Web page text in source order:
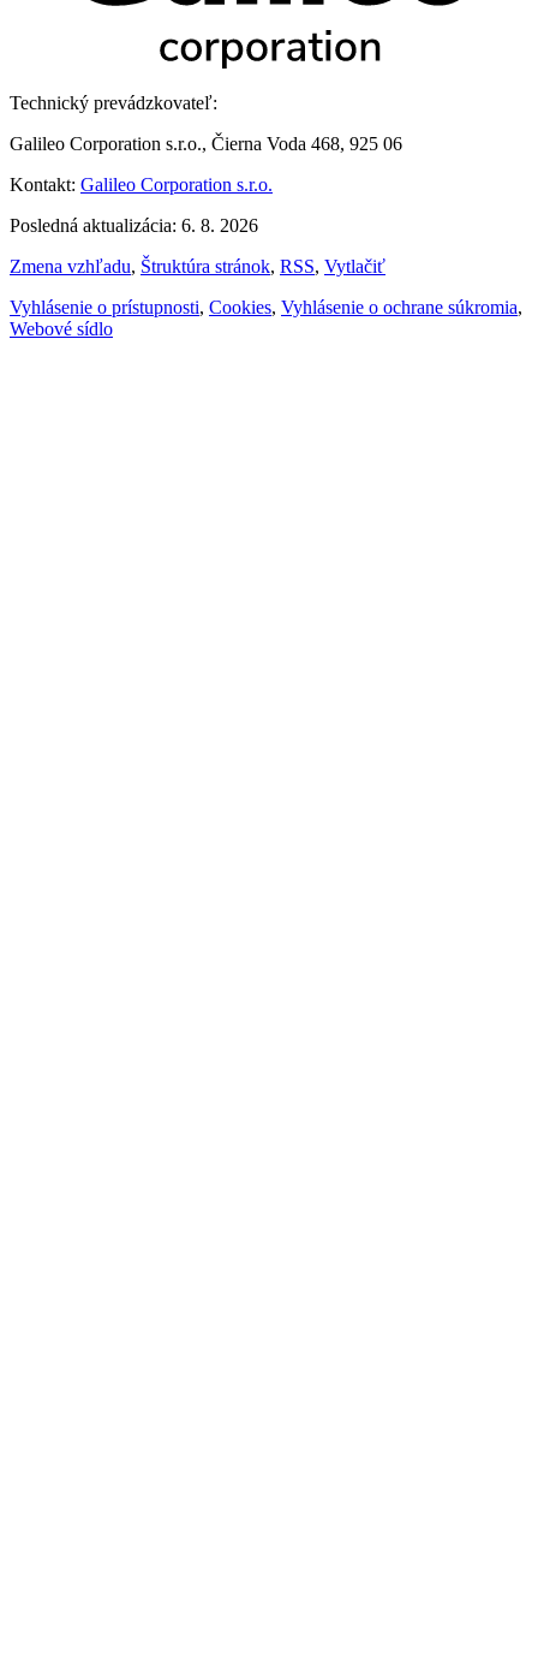
Technický prevádzkovateľ:
Galileo Corporation s.r.o., Čierna Voda 468, 925 06
Kontakt: Galileo Corporation s.r.o.
Posledná aktualizácia: 6. 8. 2026
Zmena vzhľadu, Štruktúra stránok, RSS, Vytlačiť
Vyhlásenie o prístupnosti, Cookies, Vyhlásenie o ochrane súkromia,
Webové sídlo